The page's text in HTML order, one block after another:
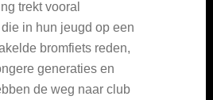
trekt vooral
die in hun jeugd op een
bromfiets reden,
generaties en
de weg naar club